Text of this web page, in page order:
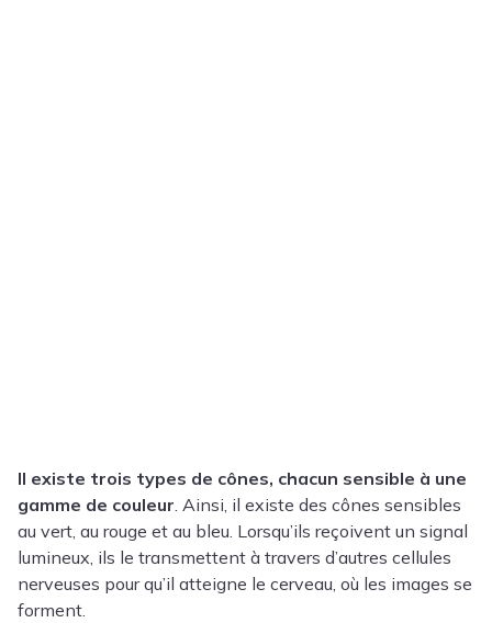
Il existe trois types de cônes, chacun sensible à une
gamme de couleur. Ainsi, il existe des cônes sensibles
au vert, au rouge et au bleu. Lorsqu’ils reçoivent un signal
lumineux, ils le transmettent à travers d’autres cellules
nerveuses pour qu’il atteigne le cerveau, où les images se
forment.